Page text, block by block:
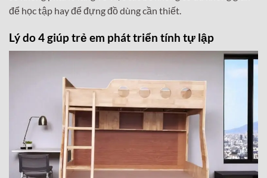
để học tập hay để đựng đồ dùng cần thiết.
Lý do 4 giúp trẻ em phát triển tính tự lập